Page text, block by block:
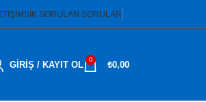
SIK SORULAN SORULAR
GIRIŞ / KAYIT OL
0
₺0,00